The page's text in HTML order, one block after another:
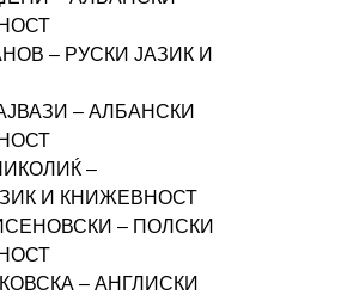
– РУСКИ ЈАЗИК И
– АЛБАНСКИ
–
И КНИЖЕВНОСТ
– ПОЛСКИ
– АНГЛИСКИ